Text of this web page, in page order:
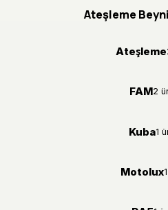
Ateşleme
Ateşleme
FAM2
Kuba1
Motolux